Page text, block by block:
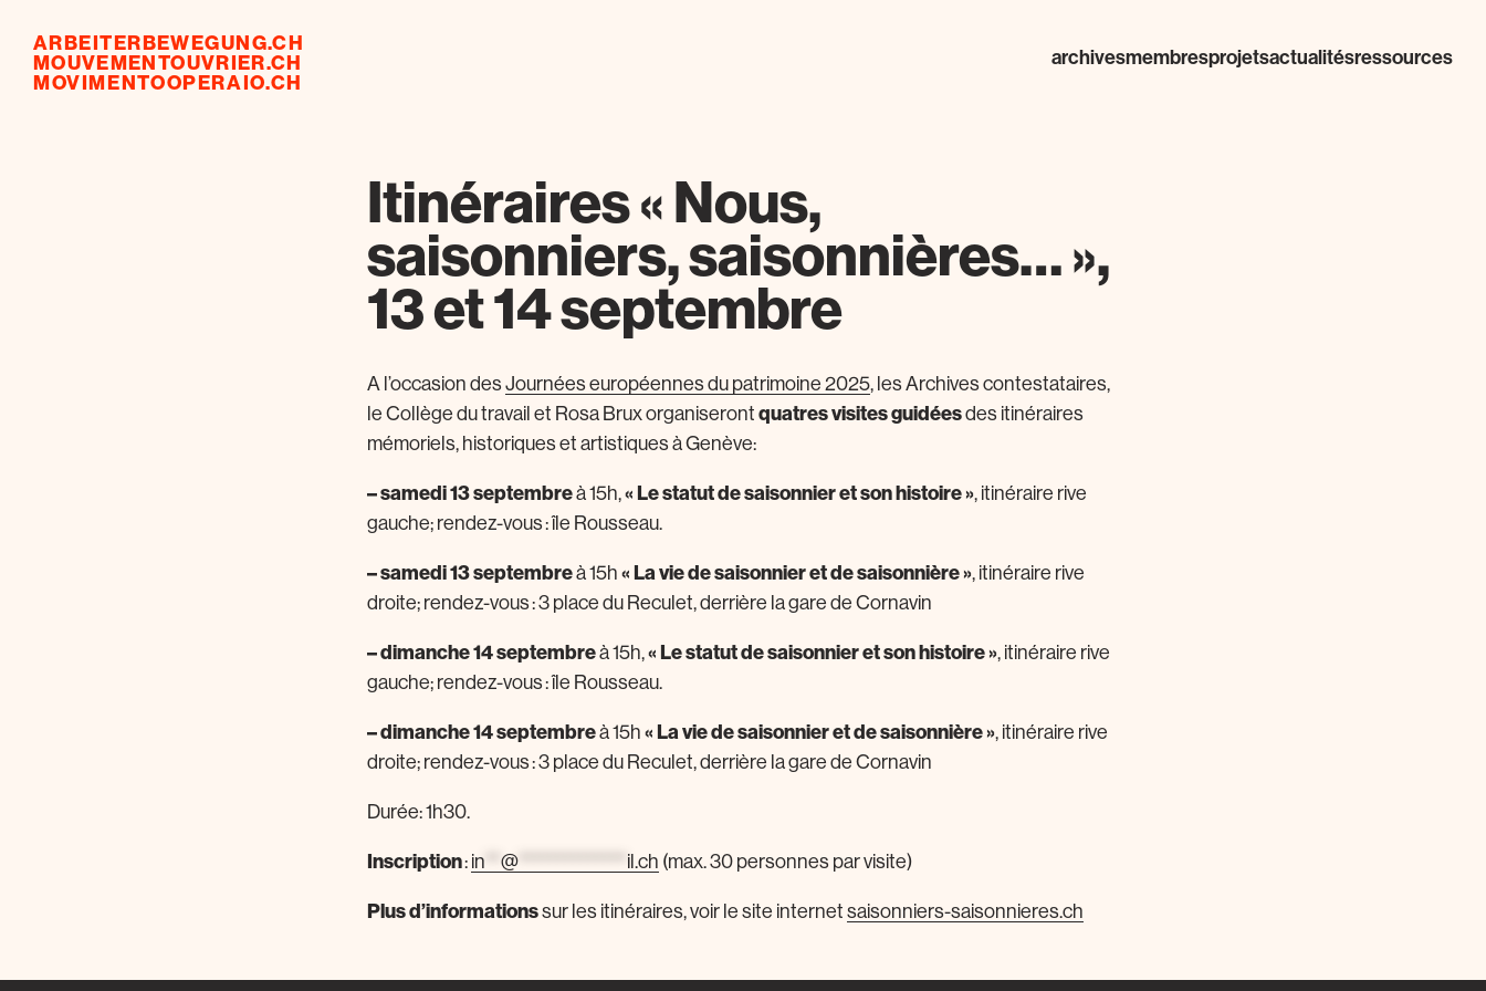
ARBEITERBEWEGUNG.CH
MOUVEMENTOUVRIER.CH
MOVIMENTOOPERAIO.CH
archivesmembresprojetsactualitésressources
Itinéraires « Nous,
saisonniers, saisonnières… »,
13 et 14 septembre
A l’occasion des Journées européennes du patrimoine 2025, les Archives contestataires,
le Collège du travail et Rosa Brux organiseront quatres visites guidéesdes itinéraires
mémoriels, historiques et artistiques à Genève:
– samedi 13 septembreà 15h,« Le statut de saisonnier et son histoire », itinéraire rive
gauche; rendez-vous : île Rousseau.
– samedi 13 septembreà 15h « La vie de saisonnier et de saisonnière », itinéraire rive
droite; rendez-vous : 3 place du Reculet, derrière la gare de Cornavin
– dimanche 14 septembreà 15h,« Le statut de saisonnier et son histoire », itinéraire rive
gauche; rendez-vous : île Rousseau.
– dimanche 14 septembreà 15h « La vie de saisonnier et de saisonnière », itinéraire rive
droite; rendez-vous : 3 place du Reculet, derrière la gare de Cornavin
Durée: 1h30.
Inscription: in @ il.ch (max. 30 personnes par visite)
Plus d’informationssur les itinéraires, voir le site internet saisonniers-saisonnieres.ch